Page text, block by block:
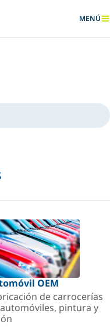
MENÚ
OEM
de carrocerías
pintura y